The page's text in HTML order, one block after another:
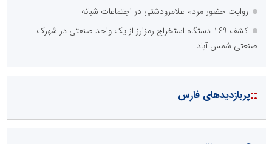
روایت حضور مردم علامرودشتی در اجتماعات شبانه
کشف 169 دستگاه استخراج رمزارز از یک واحد صنعتی در شهرک
صنعتی شمس آباد
::پربازدیدهای فارس